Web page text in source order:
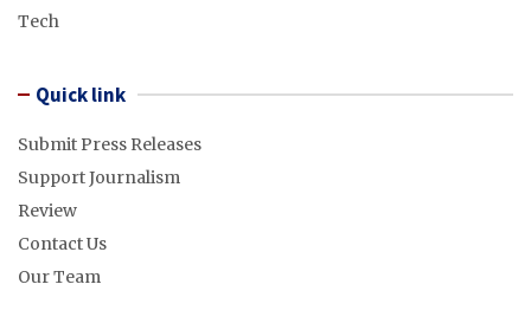
Tech
Quick link
Submit Press Releases
Support Journalism
Review
Contact Us
Our Team